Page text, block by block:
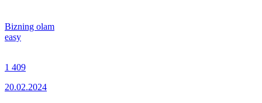
Bizning olam
easy
1 409
20.02.2024